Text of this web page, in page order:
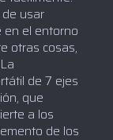
usar
el entorno
otras cosas,
de 7 ejes
que
a los
de los